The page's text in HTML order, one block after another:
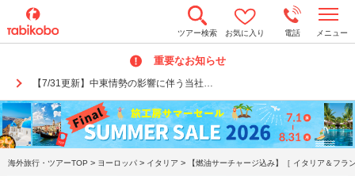
ツアー検索 お気に入り 電話 メニュー
重要なお知らせ
【7/31更新】中東情勢の影響に伴う当社…
o
n
a
v
i
g
a
t
海外旅行・ツアーTOP > ヨーロッパ > イタリア > 【燃油サーチャージ込み】［ イタリア＆フ